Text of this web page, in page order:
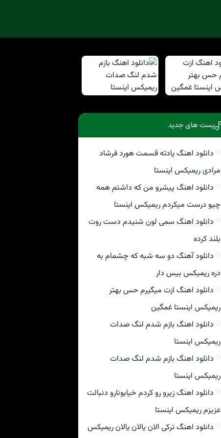
پست های جدید
دانلود اهنگ یادته قسمت هورد فرشاد
مرادی ریمیکس اینستا
دانلود اهنگ پیشرو من که داشتم همه
چیو درست میکردم ریمیکس اینستا
دانلود اهنگ سمی لون شنیدم دست روت
بلند کرده
دانلود آهنگ دو سه شبه که چشمام به
دره ریمیکس بیس دار
دانلود اهنگ ازت میگیرم حس بهتر
ریمیکس اینستا غمگین
دانلود اهنگ بازم شدم لنگ صدات
ریمیکس اینستا
دانلود اهنگ بازم شدم لنگ صدات
ریمیکس اینستا
دانلود اهنگ زیرو رو کردم خیابونارو دنبالت
عزیزم ریمیکس اینستا
دانلود اهنگ ترکی الان یالان یالان ریمیکس